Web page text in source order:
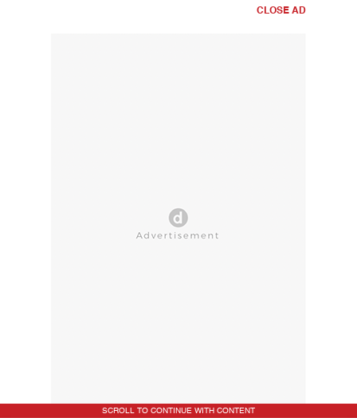
CLOSE AD
SCROLL TO CONTINUE WITH CONTENT